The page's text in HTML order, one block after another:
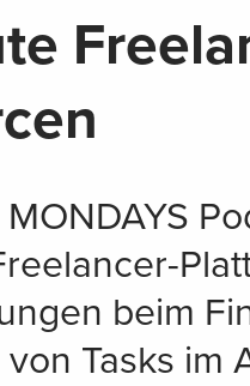
beim
Tasks im